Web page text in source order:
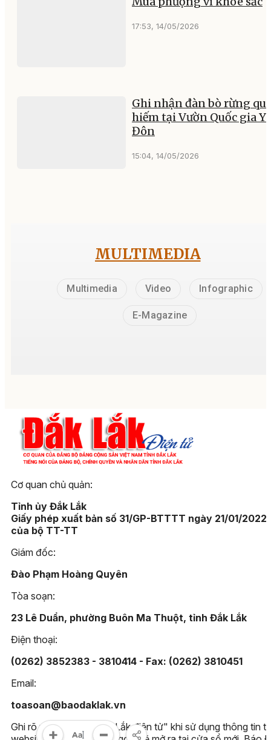
17:53, 14/05/2026
Ghi nhận đàn bò rừng
hiếm tại Vườn Quốc gia
Đôn
15:04, 14/05/2026
MULTIMEDIA
Multimedia Video Infographic
E-Magazine
Cơ quan chủ quản:
Tỉnh ủy Đắk Lắk
Giấy phép xuất bản số 31/GP-BTTTT ngày 21/01/2022
của bộ TT-TT
Giám đốc:
Đào Phạm Hoàng Quyên
Tòa soạn:
23 Lê Duẩn, phường Buôn Ma Thuột, tỉnh Đắk Lắk
Điện thoại:
(0262) 3852383 - 3810414 - Fax: (0262) 3810451
Email:
toasoan@baodaklak.vn
Ghi rõ nguồn "Báo Đắk Lắk điện tử" khi sử dụng thông tin